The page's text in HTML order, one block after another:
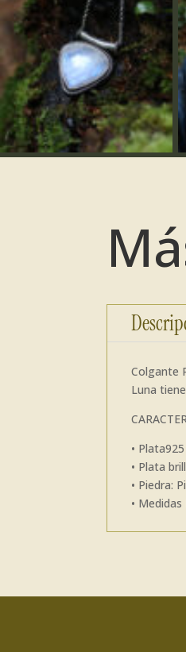
Colgante
Luna
• Plata925
• Plata
• Piedra:
•